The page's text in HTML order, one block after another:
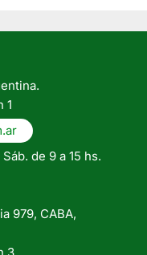
1
de 9 a 15 hs.
979, CABA,
3